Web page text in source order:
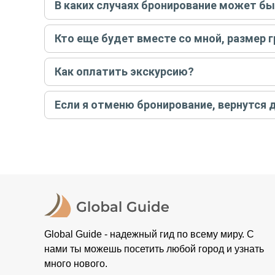
бронируйте экскурсию.Задать вопрос.
В каких случаях бронирование может
Только в случае неблагоприятных погодных
вас об отмене, а мы вернем предоплату на карту. Во
Кто еще будет вместе со мной, размер
Если экскурсия индивидуальная, гид проведет
условий конкретной экскурсии.
Как оплатить экскурсию?
Создайте заказ на удобную дату и время, и
контакты организатора и точное место встречи.
Если я отменю бронирование, вернутся
Global Guide - надежный гид по всему миру. С
нами ты можешь посетить любой город и узнать
много нового.